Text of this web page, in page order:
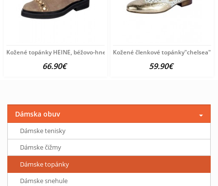
Kožené topánky HEINE, béžovo-hnedá
66.90€
Kožené členkové topánky"chelsea"
59.90€
Dámska obuv
Dámske tenisky
Dámske čižmy
Dámske topánky
Dámske snehule